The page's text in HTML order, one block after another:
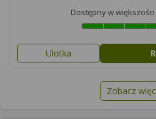
Dostępny w
Ulotka
Zobacz